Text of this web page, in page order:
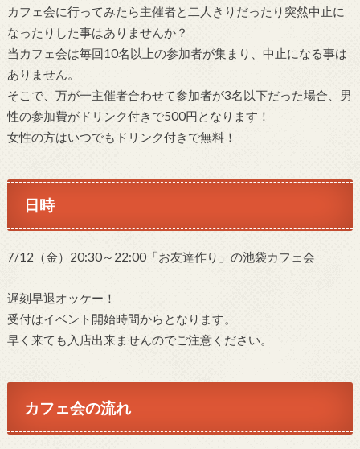
カフェ会に行ってみたら主催者と二人きりだったり突然中止に
なったりした事はありませんか？
当カフェ会は毎回10名以上の参加者が集まり、中止になる事は
ありません。
そこで、万が一主催者合わせて参加者が3名以下だった場合、男
性の参加費がドリンク付きで500円となります！
女性の方はいつでもドリンク付きで無料！
日時
7/12（金）20:30～22:00「お友達作り」の池袋カフェ会
遅刻早退オッケー！
受付はイベント開始時間からとなります。
早く来ても入店出来ませんのでご注意ください。
カフェ会の流れ